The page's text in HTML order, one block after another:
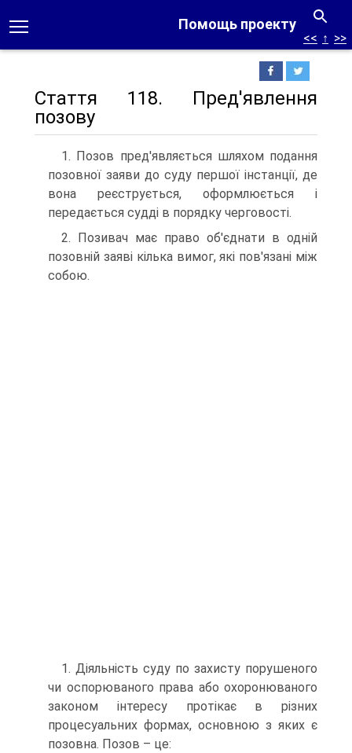
Помощь проекту
<< ↑ >>
Стаття 118. Пред'явлення
позову
1. Позов пред'являється шляхом подання
позовної заяви до суду першої інстанції, де
вона реєструється, оформлюється і
передається судді в порядку черговості.
2. Позивач має право об'єднати в одній
позовній заяві кілька вимог, які пов'язані між
собою.
1. Діяльність суду по захисту порушеного
чи оспорюваного права або охоронюваного
законом інтересу протікає в різних
процесуальних формах, основною з яких є
позовна. Позов – це: